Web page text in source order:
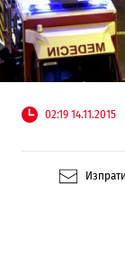
02:19 14.11.2015
Изпрати